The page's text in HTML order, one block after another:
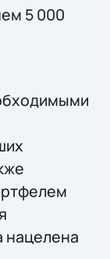
5 000
нацелена